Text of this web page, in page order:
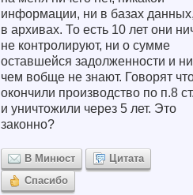
информации, ни в базах
в архивах. То есть 10 лет они
не контролируют, ни о сумме
оставшейся задолженности и
чем вобще не знают. Говорят
окончили производство по п.8
и уничтожили через 5 лет. Это
законно?
В Минюст
Цитата
Спасибо